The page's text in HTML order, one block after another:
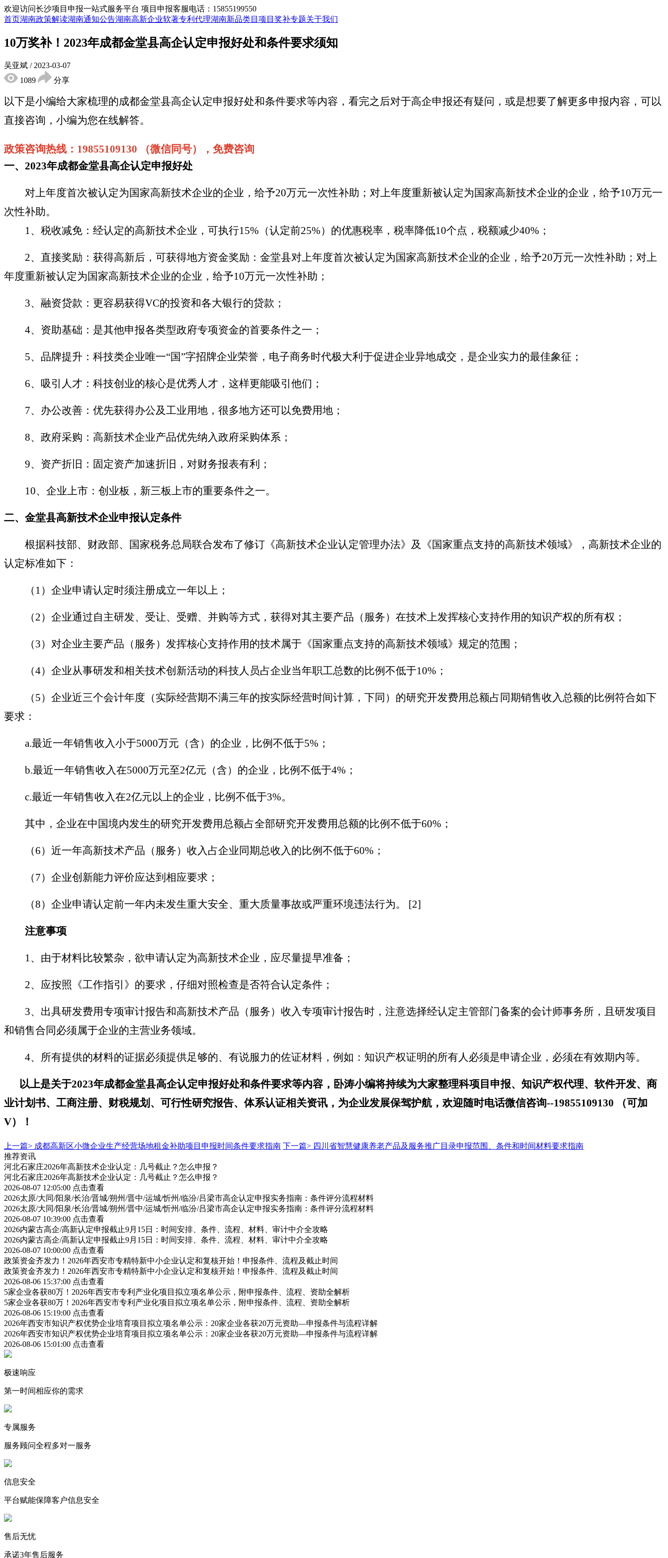
欢迎访问长沙项目申报一站式服务平台 项目申报客服电话：15855199550
首页湖南政策解读湖南通知公告湖南高新企业软著专利代理湖南新品类目 项目奖补专题关于我们
10万奖补！2023年成都金堂县高企认定申报好处和条件要求须知
吴亚斌 / 2023-03-07
1089
分享
以下是小编给大家梳理的成都金堂县高企认定申报好处和条件要求等内容 ， 看完之后对于高企申报还有疑问，或是想要了解更多申报内容，可以
直接咨询，小编为您在线解答。
政策咨询热线： 19855109130 （微信同号），免费咨询
一、 2023年成都金堂县高企认定申报好处
对上年度首次被认定为国家高新技术企业的企业，给予20万元一次性补助；对上年度重新被认定为国家高新技术企业的企业，给予10万元一
次性补助。
1、税收减免：经认定的高新技术企业，可执行15%（认定前25%）的优惠税率，税率降低10个点，税额减少40%；
2、直接奖励：获得高新后，可获得地方资金奖励： 金堂县对上年度首次被认定为国家高新技术企业的企业，给予20万元一次性补助；对上
年度重新被认定为国家高新技术企业的企业，给予10万元一次性补助 ；
3、融资贷款：更容易获得VC的投资和各大银行的贷款；
4、资助基础：是其他申报各类型政府专项资金的首要条件之一；
5、品牌提升：科技类企业唯一“国”字招牌企业荣誉，电子商务时代极大利于促进企业异地成交，是企业实力的最佳象征；
6、吸引人才：科技创业的核心是优秀人才，这样更能吸引他们；
7、办公改善：优先获得办公及工业用地，很多地方还可以免费用地；
8、政府采购：高新技术企业产品优先纳入政府采购体系；
9、资产折旧：固定资产加速折旧，对财务报表有利；
10、企业上市：创业板，新三板上市的重要条件之一。
二、金堂县高新技术企业申报认定条件
根据科技部、财政部、国家税务总局联合发布了修订《高新技术企业认定管理办法》及《国家重点支持的高新技术领域》，高新技术企业的
认定标准如下：
（ 1）企业申请认定时须注册成立一年以上；
（2）企业通过自主研发、受让、受赠、并购等方式，获得对其主要产品（服务）在技术上发挥核心支持作用的知识产权的所有权；
（3）对企业主要产品（服务）发挥核心支持作用的技术属于《国家重点支持的高新技术领域》规定的范围；
（4）企业从事研发和相关技术创新活动的科技人员占企业当年职工总数的比例不低于10%；
（5）企业近三个会计年度（实际经营期不满三年的按实际经营时间计算，下同）的研究开发费用总额占同期销售收入总额的比例符合如下
要求：
a.最近一年销售收入小于5000万元（含）的企业，比例不低于5%；
b.最近一年销售收入在5000万元至2亿元（含）的企业，比例不低于4%；
c.最近一年销售收入在2亿元以上的企业，比例不低于3%。
其中，企业在中国境内发生的研究开发费用总额占全部研究开发费用总额的比例不低于60%；
（6）近一年高新技术产品（服务）收入占企业同期总收入的比例不低于60%；
（7）企业创新能力评价应达到相应要求；
（8）企业申请认定前一年内未发生重大安全、重大质量事故或严重环境违法行为。 [2]
注意事项
1、由于材料比较繁杂，欲申请认定为高新技术企业，应尽量提早准备；
2、应按照《工作指引》的要求，仔细对照检查是否符合认定条件；
3、出具研发费用专项审计报告和高新技术产品（服务）收入专项审计报告时，注意选择经认定主管部门备案的会计师事务所，且研发项目
和销售合同必须属于企业的主营业务领域。
4、所有提供的材料的证据必须提供足够的、有说服力的佐证材料，例如：知识产权证明的所有人必须是申请企业，必须在有效期内等。
以上是关于2023年成都金堂县高企认定申报好处和条件要求等内容，卧涛小编将持续为大家整理科项目申报、知识产权代理、软件开发、商
业计划书、工商注册、财税规划、可行性研究报告、体系认证相关资讯，为企业发展保驾护航， 欢迎随时电话微信咨询--19855109130 （可加
V）！
上一篇> 成都高新区小微企业生产经营场地租金补助项目申报时间条件要求指南 下一篇> 四川省智慧健康养老产品及服务推广目录申报范围、条件和时间材料要求指南
推荐资讯
河北石家庄2026年高新技术企业认定：几号截止？怎么申报？
河北石家庄2026年高新技术企业认定：几号截止？怎么申报？
2026-08-07 12:05:00 点击查看
2026太原/大同/阳泉/长治/晋城/朔州/晋中/运城/忻州/临汾/吕梁市高企认定申报实务指南：条件评分流程材料
2026太原/大同/阳泉/长治/晋城/朔州/晋中/运城/忻州/临汾/吕梁市高企认定申报实务指南：条件评分流程材料
2026-08-07 10:39:00 点击查看
2026内蒙古高企/高新认定申报截止9月15日：时间安排、条件、流程、材料、审计中介全攻略
2026内蒙古高企/高新认定申报截止9月15日：时间安排、条件、流程、材料、审计中介全攻略
2026-08-07 10:00:00 点击查看
政策资金齐发力！2026年西安市专精特新中小企业认定和复核开始！申报条件、流程及截止时间
政策资金齐发力！2026年西安市专精特新中小企业认定和复核开始！申报条件、流程及截止时间
2026-08-06 15:37:00 点击查看
5家企业各获80万！2026年西安市专利产业化项目拟立项名单公示，附申报条件、流程、资助全解析
5家企业各获80万！2026年西安市专利产业化项目拟立项名单公示，附申报条件、流程、资助全解析
2026-08-06 15:19:00 点击查看
2026年西安市知识产权优势企业培育项目拟立项名单公示：20家企业各获20万元资助—申报条件与流程详解
2026年西安市知识产权优势企业培育项目拟立项名单公示：20家企业各获20万元资助—申报条件与流程详解
2026-08-06 15:01:00 点击查看
极速响应
第一时间相应你的需求
专属服务
服务顾问全程多对一服务
信息安全
平台赋能保障客户信息安全
售后无忧
承诺3年售后服务